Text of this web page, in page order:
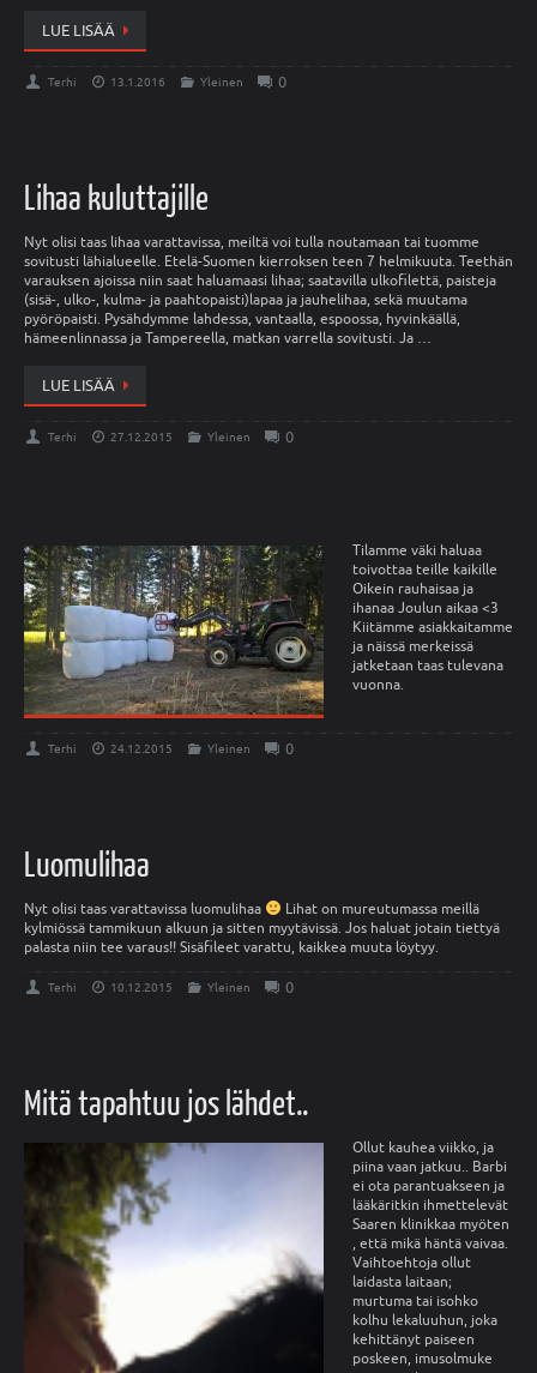
LUE LISÄÄ
Terhi 13.1.2016 Yleinen 0
Lihaa kuluttajille
Nyt olisi taas lihaa varattavissa, meiltä voi tulla noutamaan tai tuomme
sovitusti lähialueelle. Etelä-Suomen kierroksen teen 7 helmikuuta. Teethän
varauksen ajoissa niin saat haluamaasi lihaa; saatavilla ulkofilettä, paisteja
(sisä-, ulko-, kulma- ja paahtopaisti)lapaa ja jauhelihaa, sekä muutama
pyöröpaisti. Pysähdymme lahdessa, vantaalla, espoossa, hyvinkäällä,
hämeenlinnassa ja Tampereella, matkan varrella sovitusti. Ja …
LUE LISÄÄ
Terhi 27.12.2015 Yleinen 0
Tilamme väki haluaa
toivottaa teille kaikille
Oikein rauhaisaa ja
ihanaa Joulun aikaa <3
Kiitämme asiakkaitamme
ja näissä merkeissä
jatketaan taas tulevana
vuonna.
Terhi 24.12.2015 Yleinen 0
Luomulihaa
Nyt olisi taas varattavissa luomulihaa
Lihat on mureutumassa meillä
kylmiössä tammikuun alkuun ja sitten myytävissä. Jos haluat jotain tiettyä
palasta niin tee varaus!! Sisäfileet varattu, kaikkea muuta löytyy.
Terhi 10.12.2015 Yleinen 0
Mitä tapahtuu jos lähdet..
Ollut kauhea viikko, ja
piina vaan jatkuu.. Barbi
ei ota parantuakseen ja
lääkäritkin ihmettelevät
Saaren klinikkaa myöten
, että mikä häntä vaivaa.
Vaihtoehtoja ollut
laidasta laitaan;
murtuma tai isohko
kolhu lekaluuhun, joka
kehittänyt paiseen
poskeen, imusolmuke